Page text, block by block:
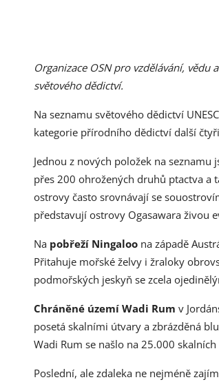
Organizace OSN pro vzdělávání,
světového dědictví.
Na seznamu světového dědictví
kategorie přírodního dědictví další
Jednou z nových položek na seznamu
přes 200 ohrožených druhů ptactva
ostrovy často srovnávají se
představují ostrovy Ogasawara živou
Napobřeží Ningaloona západě
Přitahuje mořské želvy i žraloky
podmořských jeskyň se zcela
Chráněné území Wadi Rum v
posetá skalními útvary a zbrázděná
Wadi Rum se našlo na 25.000
Poslední, ale zdaleka ne nejméně